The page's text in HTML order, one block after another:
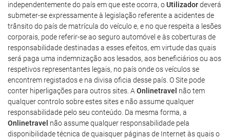
independentemente do país em que este ocorra, oUtilizadordeverá
submeter-se expressamente à legislação referente a acidentes de
trânsito do país de matrícula do veículo e, e no que respeita a lesões
corporais, pode referir-se ao seguro automóvel e às coberturas de
responsabilidade destinadas a esses efeitos, em virtude das quais
será paga uma indemnização aos lesados, aos beneficiários ou aos
respetivos representantes legais, no país onde os veículos se
encontrem registados e na divisa oficia desse país. O Site pode
conter hiperligações para outros sites. A Onlinetravel não tem
qualquer controlo sobre estes sites e não assume qualquer
responsabilidade pelo seu conteúdo. Da mesma forma, a
Onlinetravel não assume qualquer responsabilidade pela
disponibilidade técnica de quaisquer páginas de Internet às quais o